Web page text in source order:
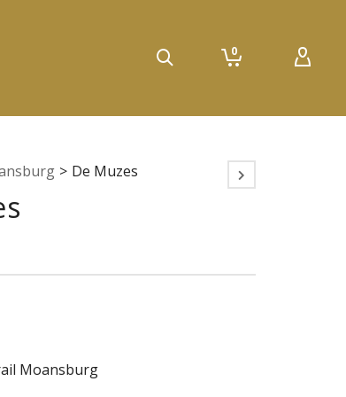
0
> De Muzes
Moansburg